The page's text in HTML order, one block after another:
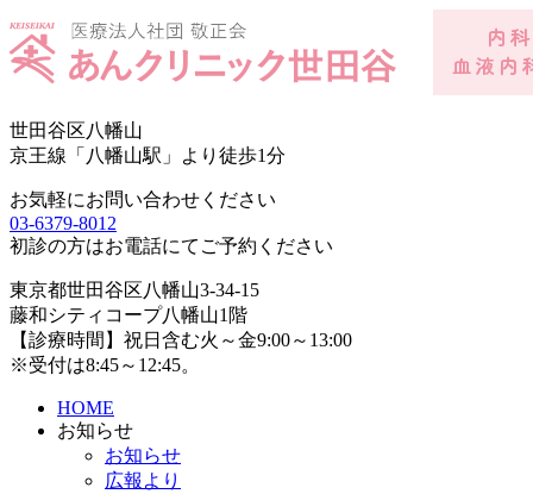
世田谷区八幡山
京王線「八幡山駅」より徒歩1分
お気軽にお問い合わせください
03-6379-8012
初診の方はお電話にてご予約ください
東京都世田谷区八幡山3-34-15
藤和シティコープ八幡山1階
【診療時間】祝日含む火～金9:00～13:00
※受付は8:45～12:45。
HOME
お知らせ
お知らせ
広報より